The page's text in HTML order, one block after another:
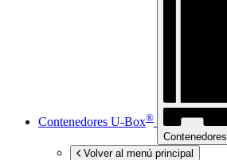
Contenedores U-Box®
Contenedores
Volver al menú principal